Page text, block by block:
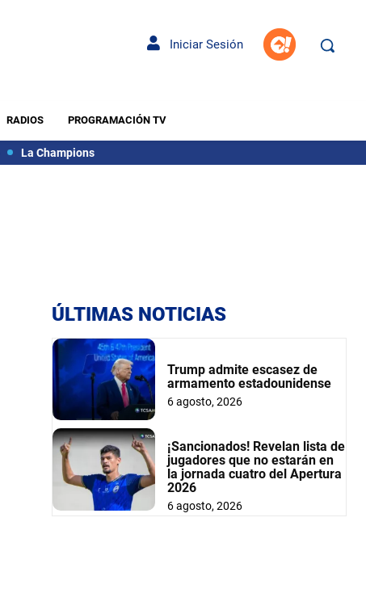
Iniciar Sesión
RADIOS PROGRAMACIÓN TV
La Champions
ÚLTIMAS NOTICIAS
Trump admite escasez de
armamento estadounidense
6 agosto, 2026
¡Sancionados! Revelan lista de
jugadores que no estarán en
la jornada cuatro del Apertura
2026
6 agosto, 2026